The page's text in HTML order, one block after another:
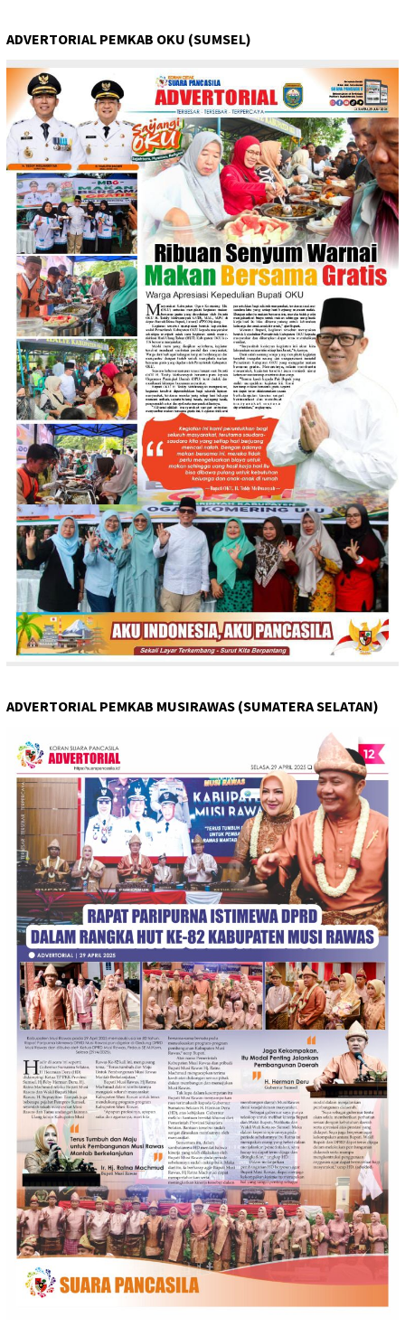
ADVERTORIAL PEMKAB OKU (SUMSEL)
ADVERTORIAL PEMKAB MUSIRAWAS (SUMATERA SELATAN)